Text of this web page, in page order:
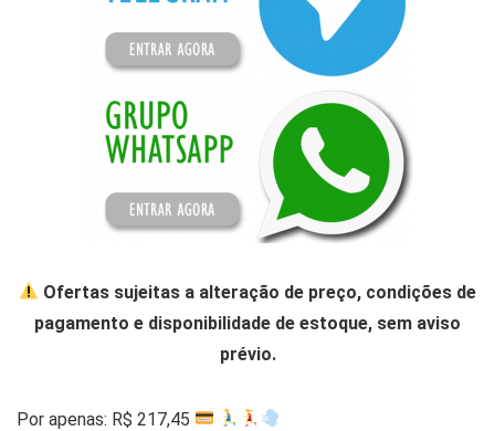
Ofertas sujeitas a alteração de preço, condições de
pagamento e disponibilidade de estoque, sem aviso
prévio.
Por apenas: R$ 217,45